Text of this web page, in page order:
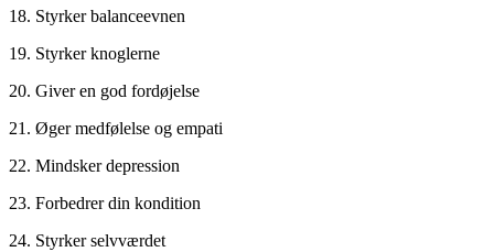
18. Styrker balanceevnen
19. Styrker knoglerne
20. Giver en god fordøjelse
21. Øger medfølelse og empati
22. Mindsker depression
23. Forbedrer din kondition
24. Styrker selvværdet